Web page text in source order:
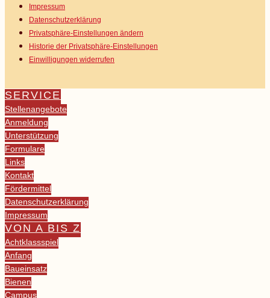
Impressum
Datenschutz­erklärung
Privatsphäre-Einstellungen ändern
Historie der Privatsphäre-Einstellungen
Einwilligungen widerrufen
SERVICE
Stellenangebote
Anmeldung
Unterstützung
Formulare
Links
Kontakt
Fördermittel
Datenschutzerklärung
Impressum
VON A BIS Z
Achtklassspiel
Anfang
Baueinsatz
Bienen
Campus